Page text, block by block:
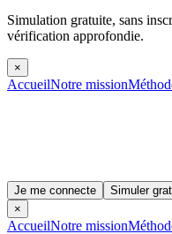
Simulation gratuite, sans
vérification approfondie.
×
AccueilNotre mission
Je me connecte
Simuler
×
AccueilNotre mission